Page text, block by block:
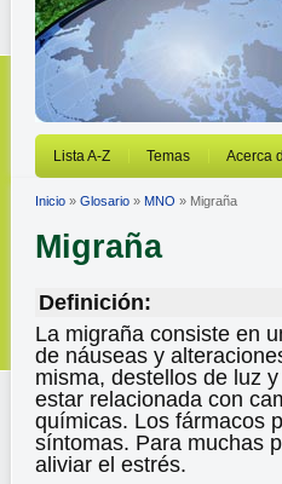
Lista A-Z Temas Acerca
Inicio » Glosario » MNO » Migraña
Migraña
Definición:
La migraña consiste en
de náuseas y
misma, destellos de luz
estar relacionada con
químicas. Los fármacos
síntomas. Para muchas
aliviar el estrés.